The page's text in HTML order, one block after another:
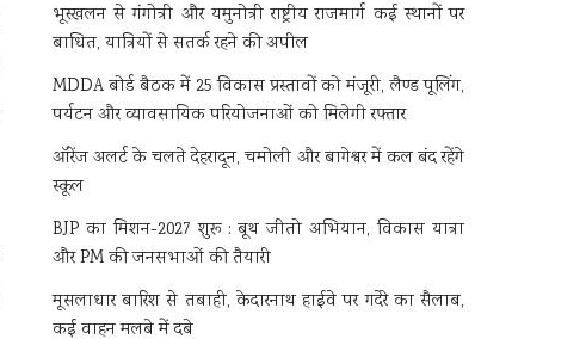
भूस्खलन से गंगोत्री और यमुनोत्री राष्ट्रीय राजमार्ग कई स्थानों पर
बाधित, यात्रियों से सतर्क रहने की अपील
MDDA बोर्ड बैठक में 25 विकास प्रस्तावों को मंजूरी, लैण्ड पूलिंग,
पर्यटन और व्यावसायिक परियोजनाओं को मिलेगी रफ्तार
ऑरेंज अलर्ट के चलते देहरादून, चमोली और बागेश्वर में कल बंद रहेंगे
स्कूल
BJP का मिशन-2027 शुरू : बूथ जीतो अभियान, विकास यात्रा
और PM की जनसभाओं की तैयारी
मूसलाधार बारिश से तबाही, केदारनाथ हाईवे पर गदेरे का सैलाब,
कई वाहन मलबे में दबे